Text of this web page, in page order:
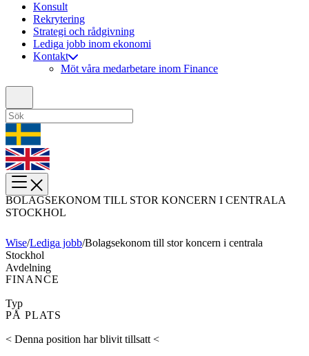
Konsult
Rekrytering
Strategi och rådgivning
Lediga jobb inom ekonomi
Kontakt
Möt våra medarbetare inom Finance
BOLAGSEKONOM TILL STOR KONCERN I CENTRALA
STOCKHOL
Wise/Lediga jobb/Bolagsekonom till stor koncern i centrala
Stockhol
Avdelning
FINANCE
Typ
PÅ PLATS
< Denna position har blivit tillsatt <